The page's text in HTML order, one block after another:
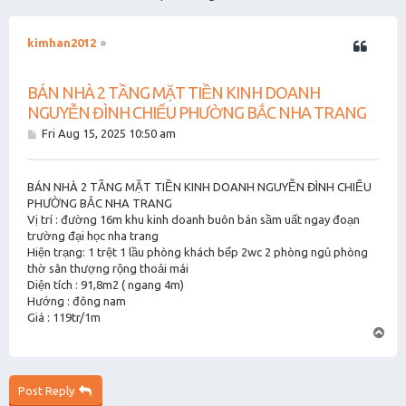
kimhan2012
BÁN NHÀ 2 TẦNG MẶT TIỀN KINH DOANH
NGUYỄN ĐÌNH CHIỂU PHƯỜNG BẮC NHA TRANG
PFri Aug 15, 2025 10:50 am
BÁN NHÀ 2 TẦNG MẶT TIỀN KINH DOANH NGUYỄN ĐÌNH CHIỂU
PHƯỜNG BẮC NHA TRANG
Vị trí : đường 16m khu kinh doanh buôn bán sầm uất ngay đoạn
trường đại học nha trang
Hiện trạng: 1 trệt 1 lầu phòng khách bếp 2wc 2 phòng ngủ phòng
thờ sân thượng rộng thoải mái
Diện tích : 91,8m2 ( ngang 4m)
Hướng : đông nam
Giá : 119tr/1m
Post Reply